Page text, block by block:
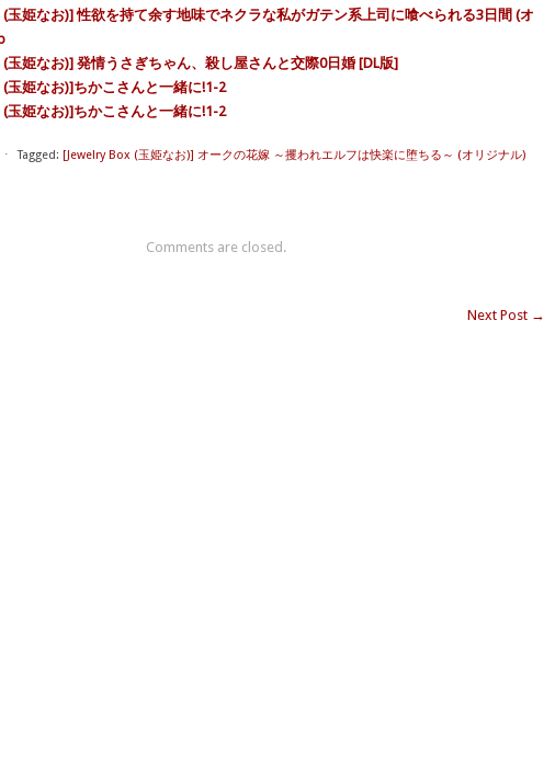
(玉姫なお)] 性欲を持て余す地味でネクラな私がガテン系上司に喰べられる3日間 (オ
(玉姫なお)] 発情うさぎちゃん、殺し屋さんと交際0日婚 [DL版]
(玉姫なお)]ちかこさんと一緒に!1-2
(玉姫なお)]ちかこさんと一緒に!1-2
⋅ Tagged: [Jewelry Box (玉姫なお)] オークの花嫁 ～攫われエルフは快楽に堕ちる～ (オリジナル)
Comments are closed.
Next Post →